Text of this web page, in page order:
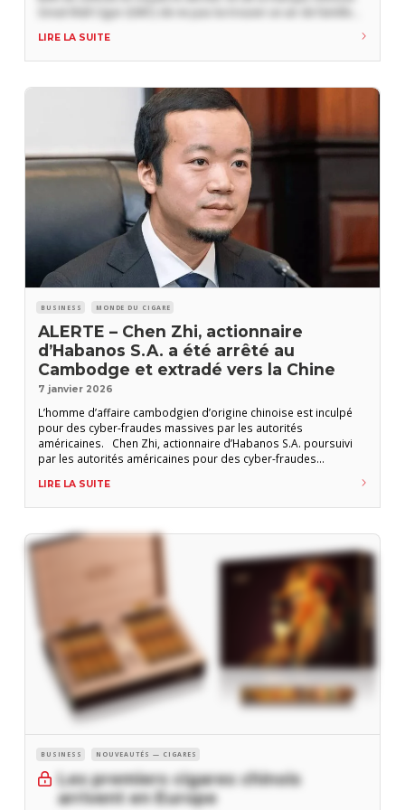
Great Wall Cigar (GWC) de ne pas lui trouver un air de famille
2025 au Festival del
LIRE LA SUITE
BUSINESS MONDE DU CIGARE
ALERTE – Chen Zhi, actionnaire
d’Habanos S.A. a été arrêté au
Cambodge et extradé vers la Chine
7 janvier 2026
L’homme d’affaire cambodgien d’origine chinoise est inculpé
pour des cyber-fraudes massives par les autorités
américaines. Chen Zhi, actionnaire d’Habanos S.A. poursuivi
par les autorités américaines pour des cyber-fraudes
Les autorités cambodgiennes « ont arrêté trois ressortissants
chinois, Chen Zhi, Xu Ji Liang et Shao Ji Hui, et les
LIRE LA SUITE
BUSINESS NOUVEAUTÉS — CIGARES
Les premiers cigares chinois
arrivent en Europe